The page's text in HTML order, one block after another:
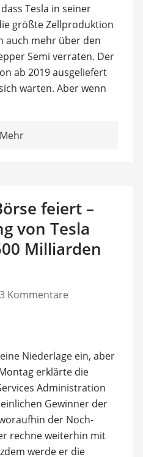
Tesla in seiner
größte Zellproduktion
auch mehr über den
Semi verraten. Der
ab 2019 ausgeliefert
warten. Aber wenn
Mehr
feiert –
von Tesla
Milliarden
Kommentare
Niederlage ein, aber
erklärte die
Administration
Gewinner der
der Noch-
rechne weiterhin mit
werde er die